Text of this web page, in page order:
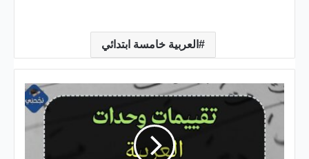
العربية خامسة ابتدائي
تقييم
اللغة
العربية
سنة